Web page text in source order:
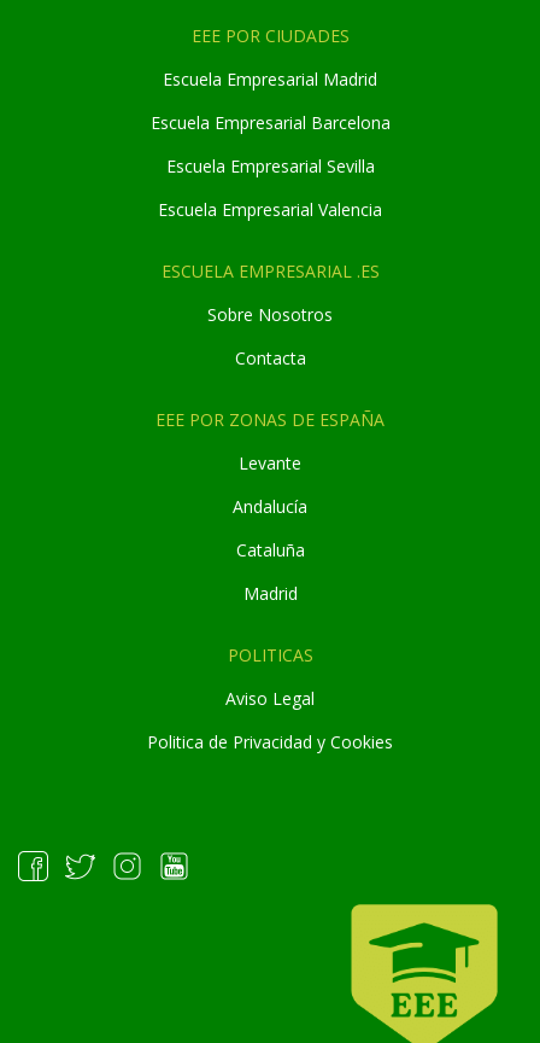
EEE POR CIUDADES
Escuela Empresarial Madrid
Escuela Empresarial Barcelona
Escuela Empresarial Sevilla
Escuela Empresarial Valencia
ESCUELA EMPRESARIAL .ES
Sobre Nosotros
Contacta
EEE POR ZONAS DE ESPAÑA
Levante
Andalucía
Cataluña
Madrid
POLITICAS
Aviso Legal
Politica de Privacidad y Cookies